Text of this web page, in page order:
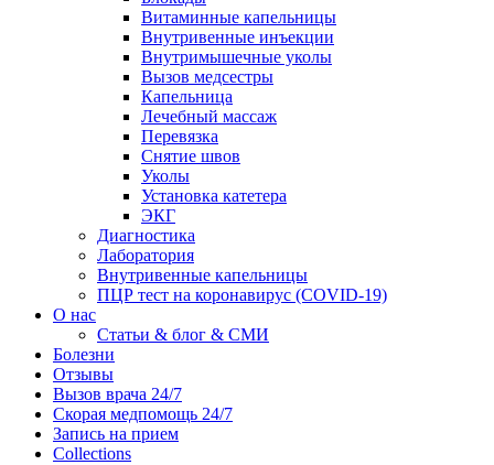
Витаминные капельницы
Внутривенные инъекции
Внутримышечные уколы
Вызов медсестры
Капельница
Лечебный массаж
Перевязка
Снятие швов
Уколы
Установка катетера
ЭКГ
Диагностика
Лаборатория
Внутривенные капельницы
ПЦР тест на коронавирус (COVID-19)
О нас
Статьи & блог & СМИ
Болезни
Отзывы
Вызов врача 24/7
Скорая медпомощь 24/7
Запись на прием
Collections